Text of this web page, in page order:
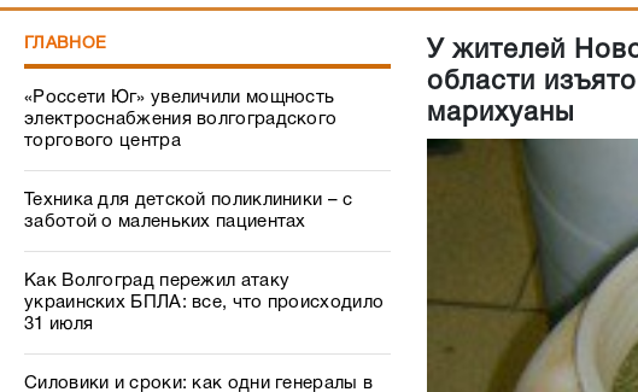
ГЛАВНОЕ
«Россети Юг» увеличили мощность
электроснабжения волгоградского
торгового центра
Техника для детской поликлиники – с
заботой о маленьких пациентах
Как Волгоград пережил атаку
украинских БПЛА: все, что происходило
31 июля
Силовики и сроки: как одни генералы в
У жителей
области
марихуаны